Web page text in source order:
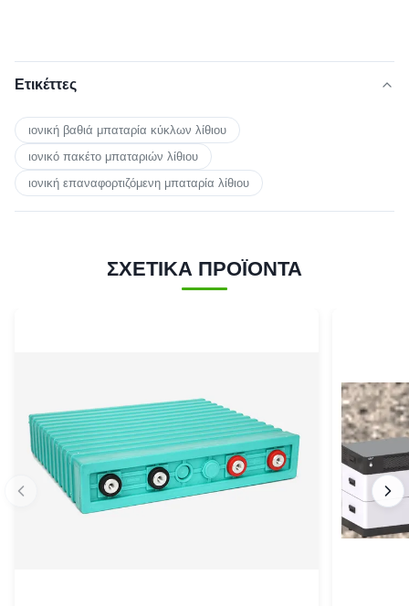
Ετικέττες
ιονική βαθιά μπαταρία κύκλων λίθιου
ιονικό πακέτο μπαταριών λίθιου
ιονική επαναφορτιζόμενη μπαταρία λίθιου
ΣΧΕΤΙΚΑ ΠΡΟΪΟΝΤΑ